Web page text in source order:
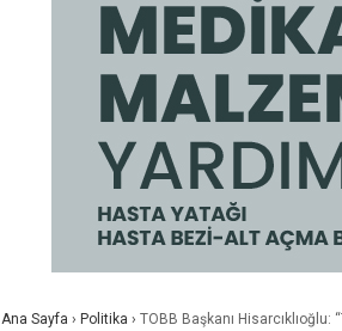
Ana Sayfa › Politika › TOBB Başkanı Hisarcıklıoğlu: